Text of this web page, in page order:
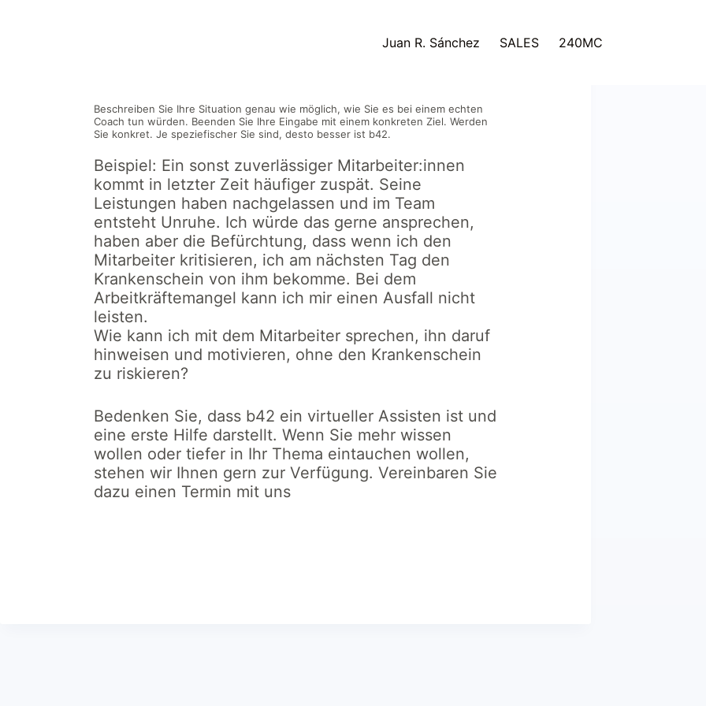
Juan R. Sánchez SALES 240MC
Beschreiben Sie Ihre Situation genau wie möglich, wie Sie es bei einem echten
Coach tun würden. Beenden Sie Ihre Eingabe mit einem konkreten Ziel. Werden
Sie konkret. Je speziefischer Sie sind, desto besser ist b42.
Beispiel: Ein sonst zuverlässiger Mitarbeiter:innen
kommt in letzter Zeit häufiger zuspät. Seine
Leistungen haben nachgelassen und im Team
entsteht Unruhe. Ich würde das gerne ansprechen,
haben aber die Befürchtung, dass wenn ich den
Mitarbeiter kritisieren, ich am nächsten Tag den
Krankenschein von ihm bekomme. Bei dem
Arbeitkräftemangel kann ich mir einen Ausfall nicht
leisten.
Wie kann ich mit dem Mitarbeiter sprechen, ihn daruf
hinweisen und motivieren, ohne den Krankenschein
zu riskieren?
Bedenken Sie, dass b42 ein virtueller Assisten ist und
eine erste Hilfe darstellt. Wenn Sie mehr wissen
wollen oder tiefer in Ihr Thema eintauchen wollen,
stehen wir Ihnen gern zur Verfügung. Vereinbaren Sie
dazu einen Termin mit uns